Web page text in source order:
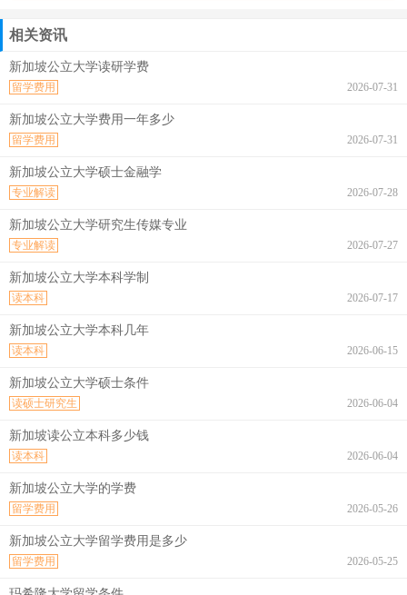
相关资讯
新加坡公立大学读研学费
2026-07-31
留学费用
新加坡公立大学费用一年多少
2026-07-31
留学费用
新加坡公立大学硕士金融学
2026-07-28
专业解读
新加坡公立大学研究生传媒专业
2026-07-27
专业解读
新加坡公立大学本科学制
2026-07-17
读本科
新加坡公立大学本科几年
2026-06-15
读本科
新加坡公立大学硕士条件
2026-06-04
读硕士研究生
新加坡读公立本科多少钱
2026-06-04
读本科
新加坡公立大学的学费
2026-05-26
留学费用
新加坡公立大学留学费用是多少
2026-05-25
留学费用